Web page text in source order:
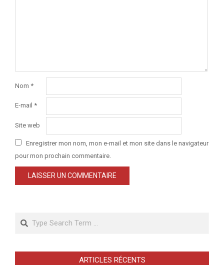
Nom *
E-mail *
Site web
Enregistrer mon nom, mon e-mail et mon site dans le navigateur
pour mon prochain commentaire.
Search
ARTICLES RÉCENTS